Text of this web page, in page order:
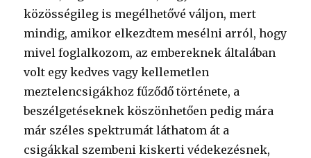
közösségileg is megélhetővé váljon, mert
mindig, amikor elkezdtem mesélni arról, hogy
mivel foglalkozom, az embereknek általában
volt egy kedves vagy kellemetlen
meztelencsigákhoz fűződő története, a
beszélgetéseknek köszönhetően pedig mára
már széles spektrumát láthatom át a
csigákkal szembeni kiskerti védekezésnek,